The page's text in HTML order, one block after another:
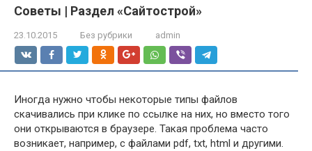
Советы | Раздел «Сайтострой»
23.10.2015 Без рубрики admin
Иногда нужно чтобы некоторые типы файлов
скачивались при клике по ссылке на них, но вместо того
они открываются в браузере. Такая проблема часто
возникает, например, с файлами pdf, txt, html и другими.